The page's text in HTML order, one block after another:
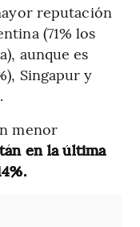
reputación
(71% los
aunque es
Singapur y
menor
en la última